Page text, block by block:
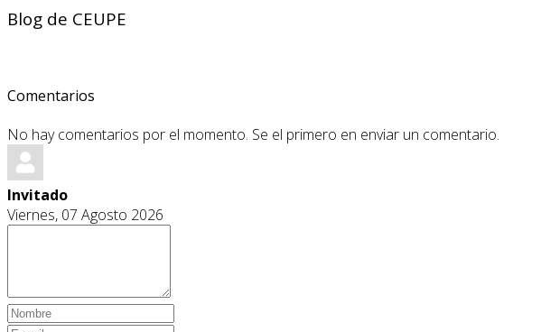
Blog de CEUPE
Comentarios
No hay comentarios por el momento. Se el primero en enviar un comentario.
Invitado
Viernes, 07 Agosto 2026